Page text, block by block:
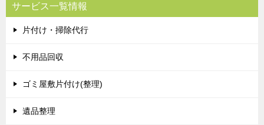
サービス一覧情報
片付け・掃除代行
不用品回収
ゴミ屋敷片付け(整理)
遺品整理